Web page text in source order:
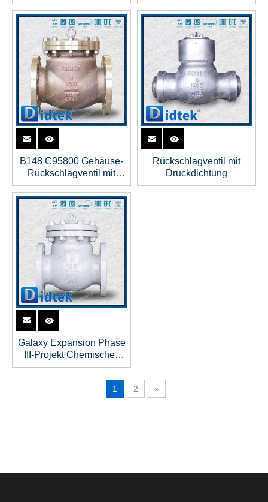
DN200 PN250 BW
B148 C95800 Gehäuse-
Rückschlagventil mit
C95800+NBR-Scheibe
Rückschlagventil mit
Druckdichtung
Galaxy Expansion Phase
III-Projekt Chemisches
Rückschlagventil
1 2 »